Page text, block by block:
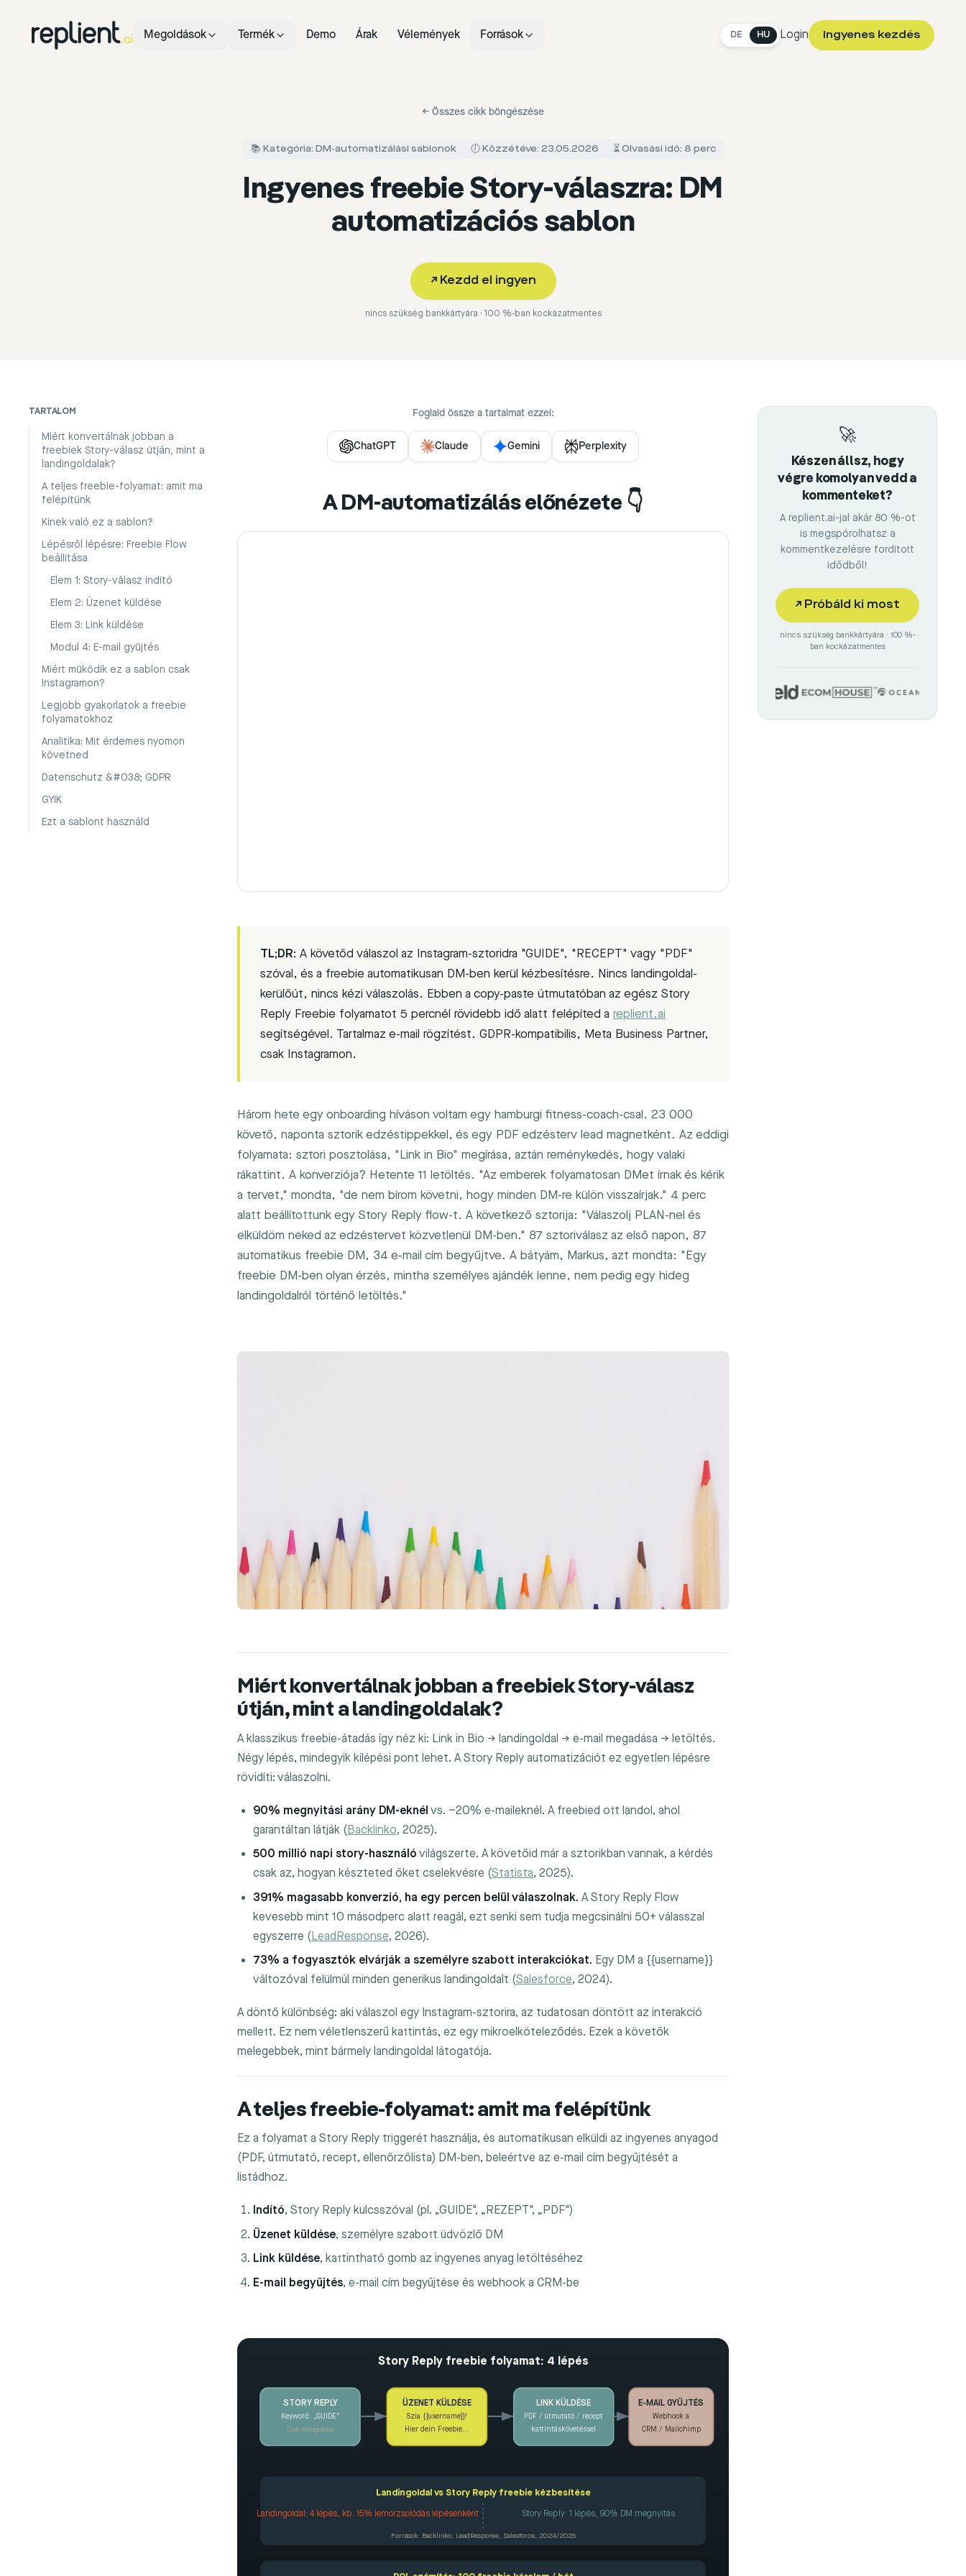
Megoldások Termék Demo Árak Vélemények Források DE HU Login Ingyenes kezdés
← Összes cikk böngészése
📚 Kategória: DM-automatizálási sablonok 🕖 Közzétéve: 23.05.2026 ⏳ Olvasási idő: 8 perc
Ingyenes freebie Story-válaszra: DM
automatizációs sablon
↗ Kezdd el ingyen
nincs szükség bankkártyára · 100 %-ban kockázatmentes
TARTALOM
Miért konvertálnak jobban a
freebiek Story-válasz útján, mint a
landingoldalak?
A teljes freebie-folyamat: amit ma
felépítünk
Kinek való ez a sablon?
Lépésről lépésre: Freebie Flow
beállítása
Elem 1: Story-válasz indító
Elem 2: Üzenet küldése
Elem 3: Link küldése
Modul 4: E-mail gyűjtés
Miért működik ez a sablon csak
Instagramon?
Legjobb gyakorlatok a freebie
folyamatokhoz
Analitika: Mit érdemes nyomon
követned
Datenschutz &#038; GDPR
GYIK
Ezt a sablont használd
Foglald össze a tartalmat ezzel:
ChatGPT Claude Gemini Perplexity
A DM-automatizálás előnézete 👇
TL;DR: A követőd válaszol az Instagram-sztoridra "GUIDE", "RECEPT" vagy "PDF"
szóval, és a freebie automatikusan DM-ben kerül kézbesítésre. Nincs landingoldal-
kerülőút, nincs kézi válaszolás. Ebben a copy-paste útmutatóban az egész Story
Reply Freebie folyamatot 5 percnél rövidebb idő alatt felépíted a replient.ai
segítségével. Tartalmaz e-mail rögzítést. GDPR-kompatibilis, Meta Business Partner,
csak Instagramon.
Három hete egy onboarding híváson voltam egy hamburgi fitness-coach-csal. 23 000
követő, naponta sztorik edzéstippekkel, és egy PDF edzésterv lead magnetként. Az eddigi
folyamata: sztori posztolása, "Link in Bio" megírása, aztán reménykedés, hogy valaki
rákattint. A konverziója? Hetente 11 letöltés. "Az emberek folyamatosan DMet írnak és kérik
a tervet," mondta, "de nem bírom követni, hogy minden DM-re külön visszaírjak." 4 perc
alatt beállítottunk egy Story Reply flow-t. A következő sztorija: "Válaszolj PLAN-nel és
elküldöm neked az edzéstervet közvetlenül DM-ben." 87 sztoriválasz az első napon, 87
automatikus freebie DM, 34 e-mail cím begyűjtve. A bátyám, Markus, azt mondta: "Egy
freebie DM-ben olyan érzés, mintha személyes ajándék lenne, nem pedig egy hideg
landingoldalról történő letöltés."
Miért konvertálnak jobban a freebiek Story-válasz
útján, mint a landingoldalak?
A klasszikus freebie-átadás így néz ki: Link in Bio → landingoldal → e-mail megadása → letöltés.
Négy lépés, mindegyik kilépési pont lehet. A Story Reply automatizációt ez egyetlen lépésre
rövidíti: válaszolni.
90% megnyitási arány DM-eknél vs. ~20% e-maileknél. A freebied ott landol, ahol
garantáltan látják (Backlinko, 2025).
500 millió napi story-használó világszerte. A követőid már a sztorikban vannak, a kérdés
csak az, hogyan készteted őket cselekvésre (Statista, 2025).
391% magasabb konverzió, ha egy percen belül válaszolnak. A Story Reply Flow
kevesebb mint 10 másodperc alatt reagál, ezt senki sem tudja megcsinálni 50+ válasszal
egyszerre (LeadResponse, 2026).
73% a fogyasztók elvárják a személyre szabott interakciókat. Egy DM a {{username}}
változóval felülmúl minden generikus landingoldalt (Salesforce, 2024).
A döntő különbség: aki válaszol egy Instagram-sztorira, az tudatosan döntött az interakció
mellett. Ez nem véletlenszerű kattintás, ez egy mikroelköteleződés. Ezek a követők
melegebbek, mint bármely landingoldal látogatója.
A teljes freebie-folyamat: amit ma felépítünk
Ez a folyamat a Story Reply triggerét használja, és automatikusan elküldi az ingyenes anyagod
(PDF, útmutató, recept, ellenőrzőlista) DM-ben, beleértve az e-mail cím begyűjtését a
listádhoz.
Indító, Story Reply kulcsszóval (pl. „GUIDE", „REZEPT", „PDF")
Üzenet küldése, személyre szabott üdvözlő DM
Link küldése, kattintható gomb az ingyenes anyag letöltéséhez
E-mail begyűjtés, e-mail cím begyűjtése és webhook a CRM-be
Story Reply freebie folyamat: 4 lépés
STORY REPLY
Keyword: „GUIDE“
Csak Instagramon
ÜZENET KÜLDÉSE
Szia {{username}}!
Hier dein Freebie…
LINK KÜLDÉSE
PDF / útmutató / recept
kattintáskövetéssel
E-MAIL GYŰJTÉS
Webhook a
CRM / Mailchimp
Landingoldal vs Story Reply freebie kézbesítése
Landingoldal: 4 lépés, kb. 15% lemorzsolódás lépésenként Story Reply: 1 lépés, 90% DM megnyitás
Források: Backlinko, LeadResponse, Salesforce, 2024/2025
🚀
Készen állsz, hogy
végre komolyan vedd a
kommenteket?
A replient.ai-jal akár 80 %-ot
is megspórolhatsz a
kommentkezelésre fordított
idődből!
↗ Próbáld ki most
nincs szükség bankkártyára · 100 %-
ban kockázatmentes